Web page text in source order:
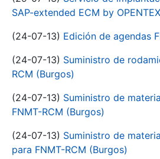
SAP-extended ECM by
(24-07-13) Edición de agendas
(24-07-13) Suministro de
RCM (Burgos)
(24-07-13) Suministro de
FNMT-RCM (Burgos)
(24-07-13) Suministro de
para FNMT-RCM (Burgos)